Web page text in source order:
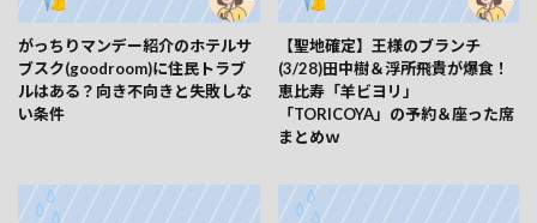
がっちりマンデー紹介のホテルサ
ブスク(goodroom)に住民トラブ
ルはある？向き不向きと失敗しな
い条件
【聖地確定】王様のブランチ
(3/28)田中樹＆浮所飛貴が爆食！
恵比寿「羊ビヨリ」
「TORICOYA」の予約＆座った席
まとめｗ